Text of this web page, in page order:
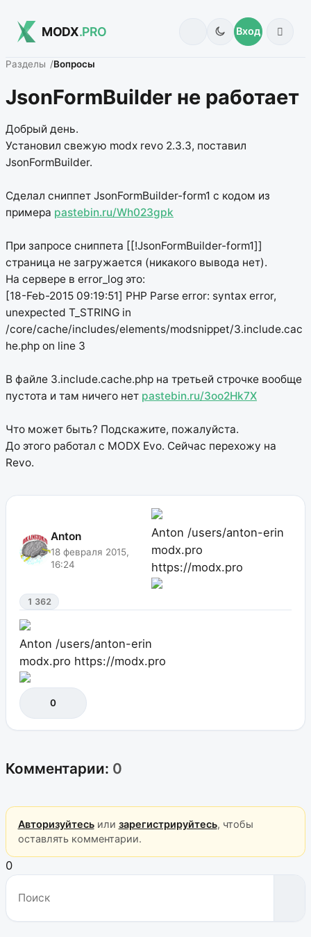
MODX.PRO Вход
Разделы Вопросы
JsonFormBuilder не работает
Добрый день.
Установил свежую modx revo 2.3.3, поставил
JsonFormBuilder.
Сделал сниппет JsonFormBuilder-form1 с кодом из
примера pastebin.ru/Wh023gpk
При запросе сниппета [[!JsonFormBuilder-form1]]
страница не загружается (никакого вывода нет).
На сервере в error_log это:
[18-Feb-2015 09:19:51] PHP Parse error: syntax error,
unexpected T_STRING in
/core/cache/includes/elements/modsnippet/3.include.cac
he.php on line 3
В файле 3.include.cache.php на третьей строчке вообще
пустота и там ничего нет pastebin.ru/3oo2Hk7X
Что может быть? Подскажите, пожалуйста.
До этого работал с MODX Evo. Сейчас перехожу на
Revo.
Anton
18 февраля 2015,
16:24
Anton /users/anton-erin
modx.pro
https://modx.pro
1 362
Anton /users/anton-erin
modx.pro https://modx.pro
0
Комментарии: 0
Авторизуйтесьили зарегистрируйтесь, чтобы
оставлять комментарии.
0